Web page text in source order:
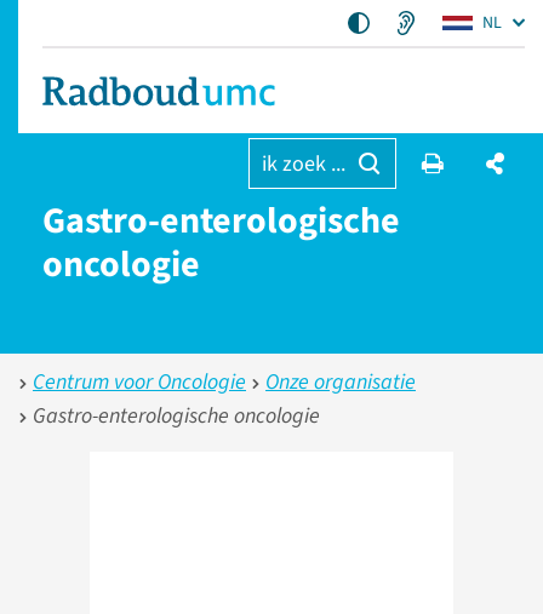
NL
ik zoek ...
Gastro-enterologische
oncologie
Centrum voor Oncologie
Onze organisatie
Gastro-enterologische oncologie